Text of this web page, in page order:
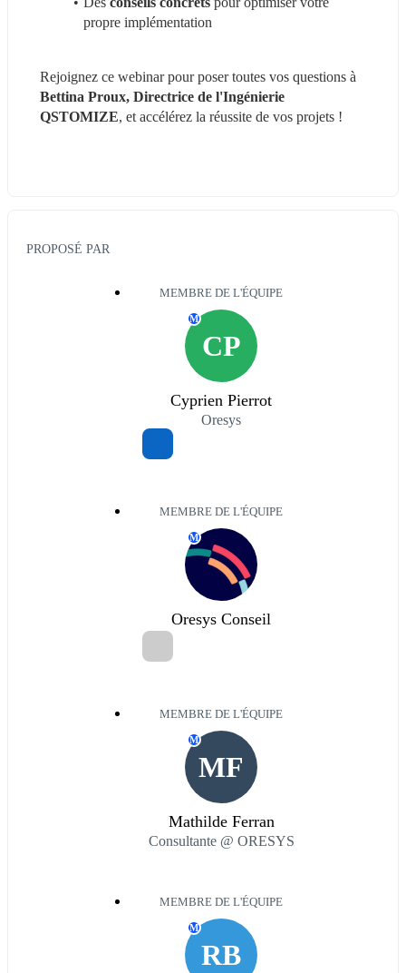
propre implémentation
Bettina Proux, Directrice de l'Ingénierie
QSTOMIZE, et accélérez la réussite de vos projets !
PROPOSÉ PAR
MEMBRE DE L'ÉQUIPE
CP
M
Cyprien Pierrot
Oresys
MEMBRE DE L'ÉQUIPE
M
Oresys Conseil
MEMBRE DE L'ÉQUIPE
MF
M
Mathilde Ferran
Consultante @ ORESYS
MEMBRE DE L'ÉQUIPE
RB
M